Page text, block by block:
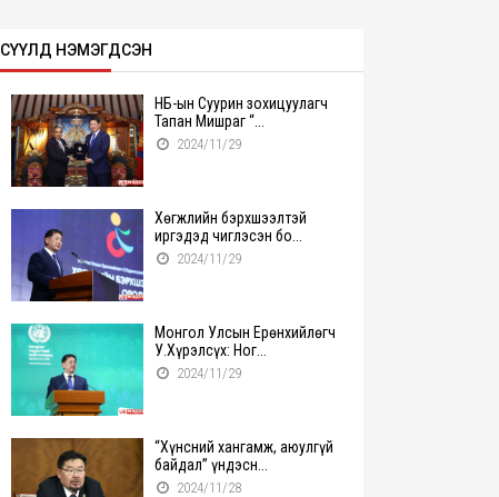
СҮҮЛД НЭМЭГДСЭН
НҮБ-ын Суурин зохицуулагч
Тапан Мишраг “...
2024/11/29
Хөгжлийн бэрхшээлтэй
иргэдэд чиглэсэн бо...
2024/11/29
Монгол Улсын Ерөнхийлөгч
У.Хүрэлсүх: Ног...
2024/11/29
“Хүнсний хангамж, аюулгүй
байдал” үндэсн...
2024/11/28